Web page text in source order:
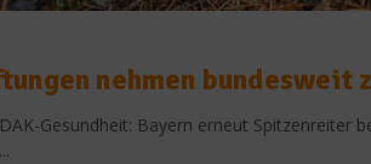
nehmen bundesweit
Gesundheit: Bayern erneut Spitzenreiter